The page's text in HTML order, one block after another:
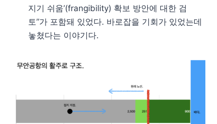
지기 쉬움’(frangibility) 확보 방안에 대한 검
토”가 포함돼 있었다. 바로잡을 기회가 있었는데
놓쳤다는 이야기다.